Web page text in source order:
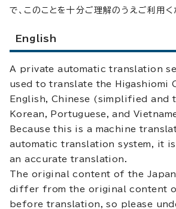
で、このことを十分ご理解のうえご利用く
English
A private automatic translation
used to translate the Higashiomi
English, Chinese (simplified and
Korean, Portuguese, and
Because this is a machine
automatic translation system, it
an accurate translation.
The original content of the
differ from the original content
before translation, so please